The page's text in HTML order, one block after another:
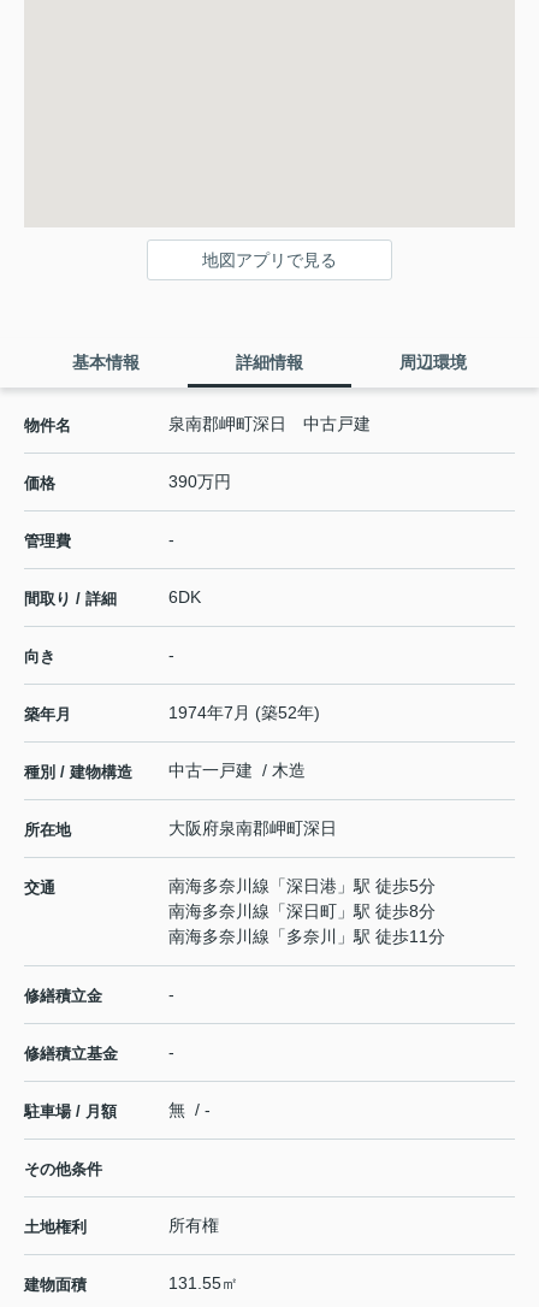
地図アプリで見る
基本情報 詳細情報 周辺環境
物件名 泉南郡岬町深日 中古戸建
価格 390万円
管理費 -
間取り / 詳細 6DK
向き -
築年月 1974年7月 (築52年)
種別 / 建物構造 中古一戸建 / 木造
所在地 大阪府泉南郡岬町深日
交通 南海多奈川線 「深日港 」駅 徒歩5分
南海多奈川線 「深日町 」駅 徒歩8分
南海多奈川線 「多奈川 」駅 徒歩11分
修繕積立金 -
修繕積立基金 -
駐車場 / 月額 無 / -
その他条件
土地権利 所有権
建物面積 131.55㎡